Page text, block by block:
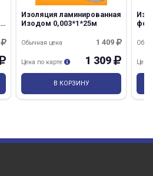
Изоляция ламинированная
Изодом 0,003*1*25м
1 409
Обычная цена
1 309
Цена по карте
В КОРЗИНУ
Цена